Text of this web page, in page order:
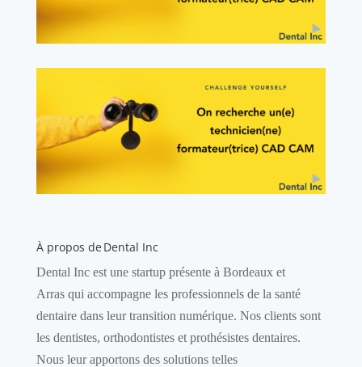
À propos de Dental Inc
Dental Incest une startup présente à Bordeaux et
Arras qui accompagne les professionnels de la santé
dentaire dans leur transition numérique. Nos clients sont
les dentistes, orthodontistes et prothésistes dentaires.
Nous leur apportons des solutions telles